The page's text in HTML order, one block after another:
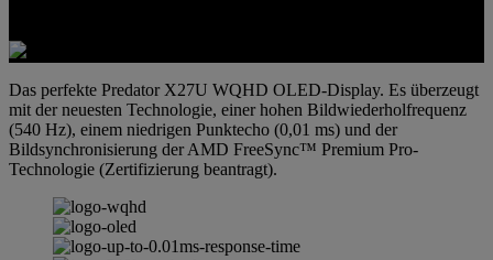
Das perfekte Predator X27U WQHD OLED-Display. Es überzeugt
mit der neuesten Technologie, einer hohen Bildwiederholfrequenz
(540 Hz), einem niedrigen Punktecho (0,01 ms) und der
Bildsynchronisierung der AMD FreeSync™ Premium Pro-
Technologie (Zertifizierung beantragt).